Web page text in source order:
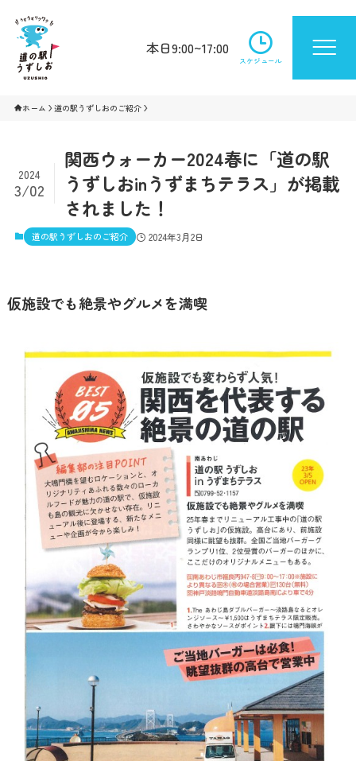
本日9:00~17:00
スケジュール
ホーム 道の駅うずしおのご紹介
関西ウォーカー2024春に「道の駅
うずしおinうずまちテラス」が掲載
されました！
2024
3/02
道の駅うずしおのご紹介 2024年3月2日
仮施設でも絶景やグルメを満喫